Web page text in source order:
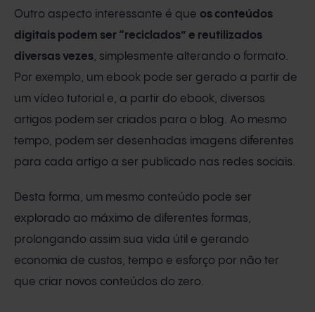
Outro aspecto interessante é que os conteúdos
digitais podem ser “reciclados” e reutilizados
diversas vezes, simplesmente alterando o formato.
Por exemplo, um ebook pode ser gerado a partir de
um vídeo tutorial e, a partir do ebook, diversos
artigos podem ser criados para o blog. Ao mesmo
tempo, podem ser desenhadas imagens diferentes
para cada artigo a ser publicado nas redes sociais.
Desta forma, um mesmo conteúdo pode ser
explorado ao máximo de diferentes formas,
prolongando assim sua vida útil e gerando
economia de custos, tempo e esforço por não ter
que criar novos conteúdos do zero.